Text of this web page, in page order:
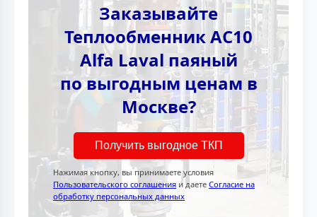
Заказывайте
Теплообменник AC10
Alfa Laval паяный
по выгодным ценам в
Москве?
Получить выгодное ТКП
Нажимая кнопку, вы принимаете условия
Пользовательского соглашения и даете Согласие на
обработку персональных данных